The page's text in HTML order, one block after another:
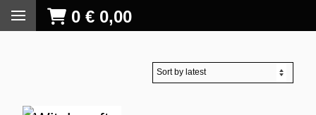
0 € 0,00